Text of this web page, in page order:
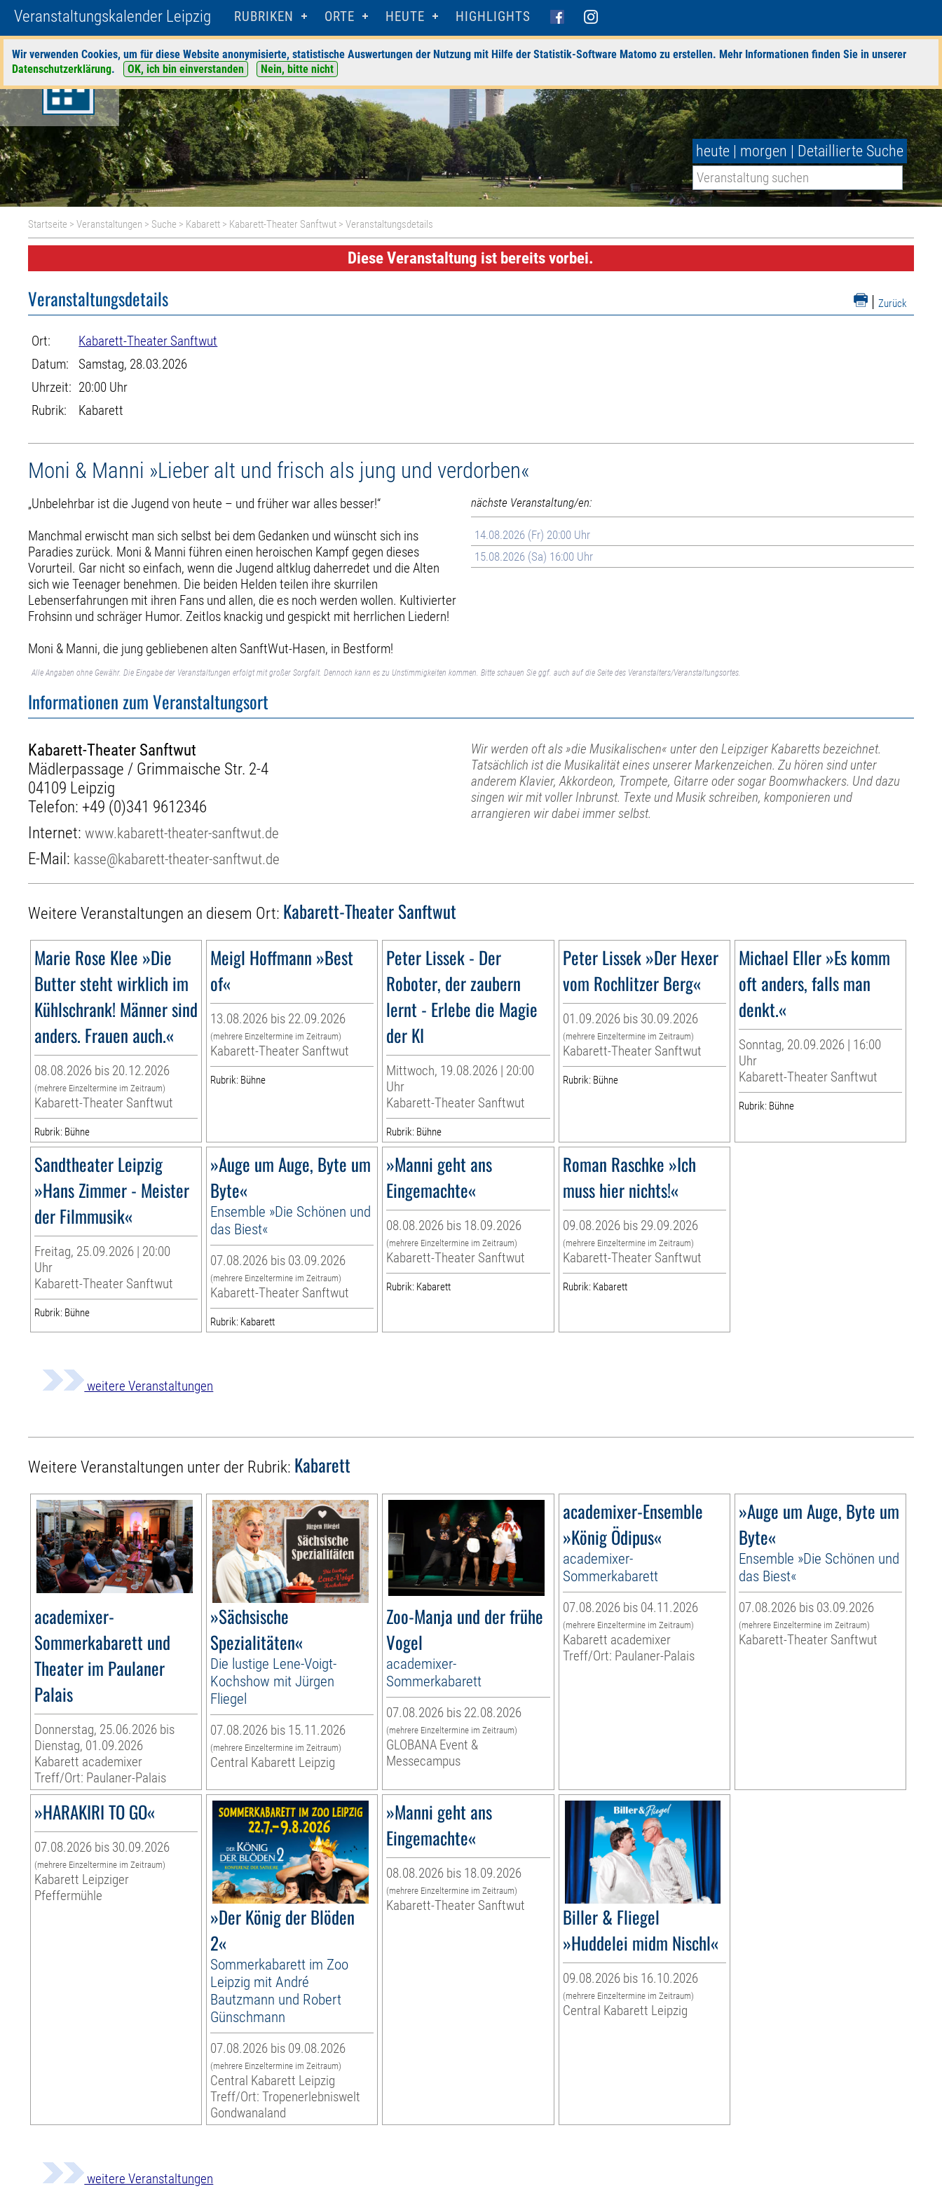
Veranstaltungskalender Leipzig RUBRIKEN ORTE HEUTE HIGHLIGHTS
Wir verwenden Cookies, um für diese Website anonymisierte, statistische Auswertungen der Nutzung mit Hilfe der Statistik-Software Matomo zu erstellen. Mehr Informationen finden Sie in unserer
Datenschutzerklärung. OK, ich bin einverstanden Nein, bitte nicht
heute | morgen | Detaillierte Suche
Startseite >Veranstaltungen > Suche > Kabarett > Kabarett-Theater Sanftwut > Veranstaltungsdetails
Diese Veranstaltung ist bereits vorbei.
| Zurück
Veranstaltungsdetails
Ort:
Kabarett-Theater Sanftwut
Datum:
Samstag, 28.03.2026
Uhrzeit: 20:00 Uhr
Rubrik:
Kabarett
Moni & Manni »Lieber alt und frisch als jung und verdorben«
„Unbelehrbar ist die Jugend von heute – und früher war alles besser!“
Manchmal erwischt man sich selbst bei dem Gedanken und wünscht sich ins
Paradies zurück. Moni & Manni führen einen heroischen Kampf gegen dieses
Vorurteil. Gar nicht so einfach, wenn die Jugend altklug daherredet und die Alten
sich wie Teenager benehmen. Die beiden Helden teilen ihre skurrilen
Lebenserfahrungen mit ihren Fans und allen, die es noch werden wollen. Kultivierter
Frohsinn und schräger Humor. Zeitlos knackig und gespickt mit herrlichen Liedern!
Moni & Manni, die jung gebliebenen alten SanftWut-Hasen, in Bestform!
nächste Veranstaltung/en:
14.08.2026 (Fr) 20:00 Uhr
15.08.2026 (Sa) 16:00 Uhr
Alle Angaben ohne Gewähr. Die Eingabe der Veranstaltungen erfolgt mit großer Sorgfalt. Dennoch kann es zu Unstimmigkeiten kommen. Bitte schauen Sie ggf. auch auf die Seite des Veranstalters/Veranstaltungsortes.
Informationen zum Veranstaltungsort
Kabarett-Theater Sanftwut
Mädlerpassage / Grimmaische Str. 2-4
04109 Leipzig
Telefon: +49 (0)341 9612346
Internet:www.kabarett-theater-sanftwut.de
E-Mail: kasse@kabarett-theater-sanftwut.de
Wir werden oft als »die Musikalischen« unter den Leipziger Kabaretts bezeichnet.
Tatsächlich ist die Musikalität eines unserer Markenzeichen. Zu hören sind unter
anderem Klavier, Akkordeon, Trompete, Gitarre oder sogar Boomwhackers. Und dazu
singen wir mit voller Inbrunst. Texte und Musik schreiben, komponieren und
arrangieren wir dabei immer selbst.
Weitere Veranstaltungen an diesem Ort: Kabarett-Theater Sanftwut
Marie Rose Klee »Die
Butter steht wirklich im
Kühlschrank! Männer sind
anders. Frauen auch.«
08.08.2026 bis 20.12.2026
(mehrere Einzeltermine im Zeitraum)
Kabarett-Theater Sanftwut
Rubrik: Bühne
Meigl Hoffmann »Best
of«
13.08.2026 bis 22.09.2026
(mehrere Einzeltermine im Zeitraum)
Kabarett-Theater Sanftwut
Rubrik: Bühne
Peter Lissek - Der
Roboter, der zaubern
lernt - Erlebe die Magie
der KI
Mittwoch, 19.08.2026 | 20:00
Uhr
Kabarett-Theater Sanftwut
Rubrik: Bühne
Peter Lissek »Der Hexer
vom Rochlitzer Berg«
01.09.2026 bis 30.09.2026
(mehrere Einzeltermine im Zeitraum)
Kabarett-Theater Sanftwut
Rubrik: Bühne
Michael Eller »Es komm
oft anders, falls man
denkt.«
Sonntag, 20.09.2026 | 16:00
Uhr
Kabarett-Theater Sanftwut
Rubrik: Bühne
Sandtheater Leipzig
»Hans Zimmer - Meister
der Filmmusik«
Freitag, 25.09.2026 | 20:00
Uhr
Kabarett-Theater Sanftwut
Rubrik: Bühne
»Auge um Auge, Byte um
Byte«
Ensemble »Die Schönen und
das Biest«
07.08.2026 bis 03.09.2026
(mehrere Einzeltermine im Zeitraum)
Kabarett-Theater Sanftwut
Rubrik: Kabarett
»Manni geht ans
Eingemachte«
08.08.2026 bis 18.09.2026
(mehrere Einzeltermine im Zeitraum)
Kabarett-Theater Sanftwut
Rubrik: Kabarett
Roman Raschke »Ich
muss hier nichts!«
09.08.2026 bis 29.09.2026
(mehrere Einzeltermine im Zeitraum)
Kabarett-Theater Sanftwut
Rubrik: Kabarett
weitere Veranstaltungen
Weitere Veranstaltungen unter der Rubrik: Kabarett
academixer-
Sommerkabarett und
Theater im Paulaner
Palais
Donnerstag, 25.06.2026 bis
Dienstag, 01.09.2026
Kabarett academixer
Treff/Ort: Paulaner-Palais
»Sächsische
Spezialitäten«
Die lustige Lene-Voigt-
Kochshow mit Jürgen
Fliegel
07.08.2026 bis 15.11.2026
(mehrere Einzeltermine im Zeitraum)
Central Kabarett Leipzig
Zoo-Manja und der frühe
Vogel
academixer-
Sommerkabarett
07.08.2026 bis 22.08.2026
(mehrere Einzeltermine im Zeitraum)
GLOBANA Event &
Messecampus
academixer-Ensemble
»König Ödipus«
academixer-
Sommerkabarett
07.08.2026 bis 04.11.2026
(mehrere Einzeltermine im Zeitraum)
Kabarett academixer
Treff/Ort: Paulaner-Palais
»Auge um Auge, Byte um
Byte«
Ensemble »Die Schönen und
das Biest«
07.08.2026 bis 03.09.2026
(mehrere Einzeltermine im Zeitraum)
Kabarett-Theater Sanftwut
»HARAKIRI TO GO«
07.08.2026 bis 30.09.2026
(mehrere Einzeltermine im Zeitraum)
Kabarett Leipziger
Pfeffermühle
»Der König der Blöden
2«
Sommerkabarett im Zoo
Leipzig mit André
Bautzmann und Robert
Günschmann
07.08.2026 bis 09.08.2026
(mehrere Einzeltermine im Zeitraum)
Central Kabarett Leipzig
Treff/Ort: Tropenerlebniswelt
Gondwanaland
»Manni geht ans
Eingemachte«
08.08.2026 bis 18.09.2026
(mehrere Einzeltermine im Zeitraum)
Kabarett-Theater Sanftwut
Biller & Fliegel
»Huddelei midm Nischl«
09.08.2026 bis 16.10.2026
(mehrere Einzeltermine im Zeitraum)
Central Kabarett Leipzig
weitere Veranstaltungen